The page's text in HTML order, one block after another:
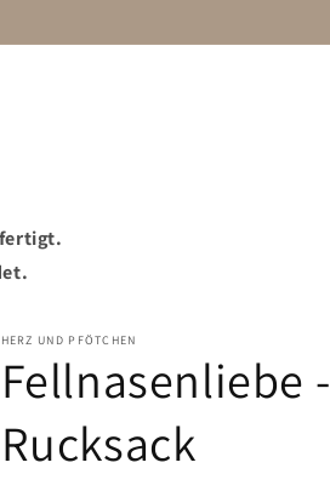
HERZ UND PFÖTCHEN
Fellnasenliebe -
Rucksack